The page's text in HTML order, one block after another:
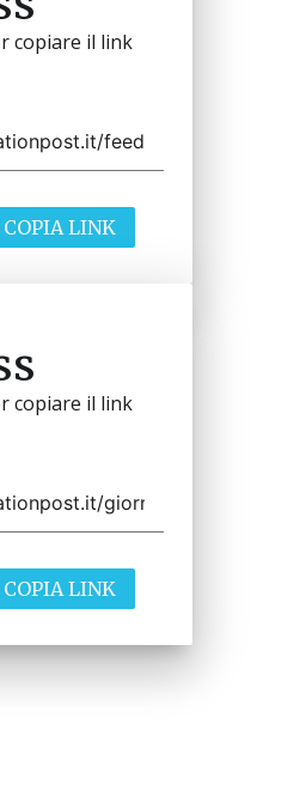
copiare il link
COPIA LINK
copiare il link
COPIA LINK